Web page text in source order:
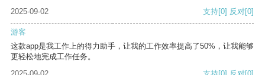
2025-09-02
支持[0] 反对[0]
游客
这款app是我工作上的得力助手，让我的工作效率提高了50%，让我能够
更轻松地完成工作任务。